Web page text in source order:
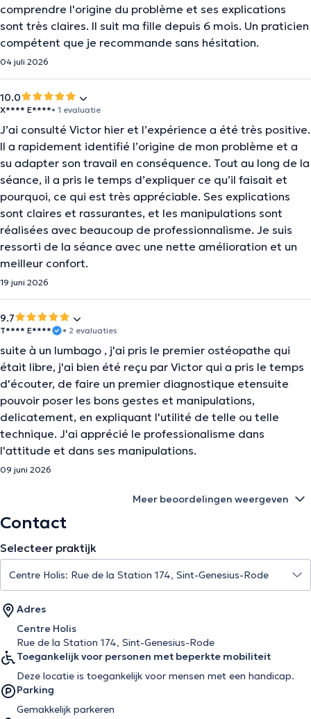
comprendre l'origine du problème et ses explications
sont très claires. Il suit ma fille depuis 6 mois. Un praticien
compétent que je recommande sans hésitation.
04 juli 2026
10.0
X**** E****• 1 evaluatie
J’ai consulté Victor hier et l’expérience a été très positive.
Il a rapidement identifié l’origine de mon problème et a
su adapter son travail en conséquence. Tout au long de la
séance, il a pris le temps d’expliquer ce qu’il faisait et
pourquoi, ce qui est très appréciable. Ses explications
sont claires et rassurantes, et les manipulations sont
réalisées avec beaucoup de professionnalisme. Je suis
ressorti de la séance avec une nette amélioration et un
meilleur confort.
19 juni 2026
9.7
T**** E**** • 2 evaluaties
suite à un lumbago , j'ai pris le premier ostéopathe qui
était libre, j'ai bien été reçu par Victor qui a pris le temps
d'écouter, de faire un premier diagnostique etensuite
pouvoir poser les bons gestes et manipulations,
delicatement, en expliquant l'utilité de telle ou telle
technique. J'ai apprécié le professionalisme dans
l'attitude et dans ses manipulations.
09 juni 2026
Meer beoordelingen weergeven
Contact
Selecteer praktijk
Adres
Centre Holis
Rue de la Station 174, Sint-Genesius-Rode
Toegankelijk voor personen met beperkte mobiliteit
Deze locatie is toegankelijk voor mensen met een handicap.
Parking
Gemakkelijk parkeren